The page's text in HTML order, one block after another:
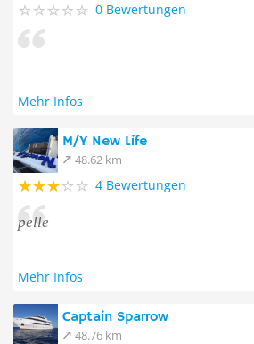
0 Bewertungen
Mehr Infos
M/Y New Life
48.62 km
4 Bewertungen
pelle
Mehr Infos
Captain Sparrow
48.76 km